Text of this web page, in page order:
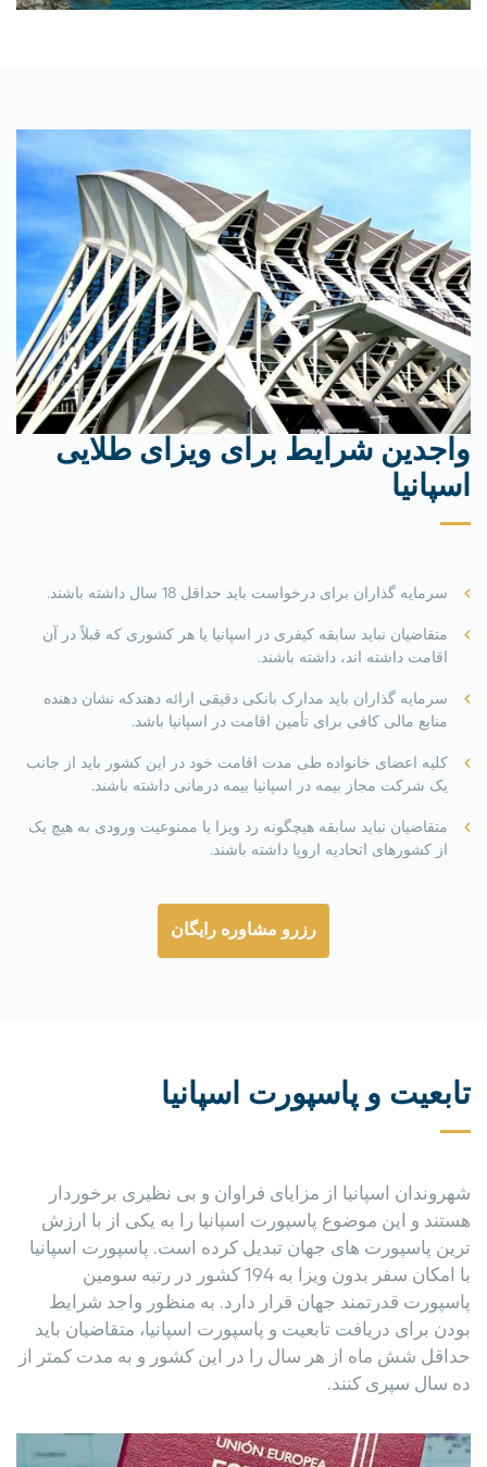
واجدین شرایط برای ویزای طلایی
اسپانیا
سرمایه گذاران برای درخواست باید حداقل 18 سال داشته باشند.
متقاضیان نباید سابقه کیفری در اسپانیا یا هر کشوری که قبلاً در آن
اقامت داشته اند، داشته باشند.
سرمایه گذاران باید مدارک بانکی دقیقی ارائه دهندکه نشان دهنده
منابع مالی کافی برای تأمین اقامت در اسپانیا باشد.
کلیه اعضای خانواده طی مدت اقامت خود در این کشور باید از جانب
یک شرکت مجاز بیمه در اسپانیا بیمه درمانی داشته باشند.
متقاضیان نباید سابقه هیچگونه رد ویزا یا ممنوعیت ورودی به هیچ یک
از کشورهای اتحادیه اروپا داشته باشند.
رزرو مشاوره رایگان
تابعیت و پاسپورت اسپانیا
شهروندان اسپانیا از مزایای فراوان و بی نظیری برخوردار
هستند و این موضوع پاسپورت اسپانیا را به یکی از با ارزش
ترین پاسپورت های جهان تبدیل کرده است. پاسپورت اسپانیا
با امکان سفر بدون ویزا به 194 کشور در رتبه سومین
پاسپورت قدرتمند جهان قرار دارد. به منظور واجد شرایط
بودن برای دریافت تابعیت و پاسپورت اسپانیا، متقاضیان باید
حداقل شش ماه از هر سال را در این کشور و به مدت کمتر از
ده سال سپری کنند.